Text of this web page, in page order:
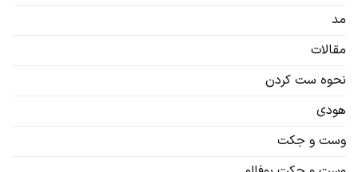
مد
مقالات
نحوه ست کردن
هودی
وست و جکت